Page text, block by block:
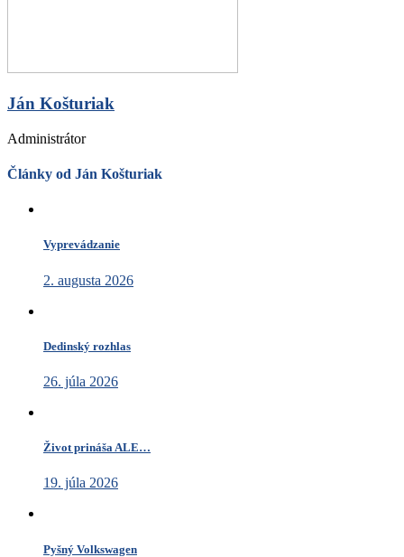
Ján Košturiak
Administrátor
Články od Ján Košturiak
Vyprevádzanie
2. augusta 2026
Dedinský rozhlas
26. júla 2026
Život prináša ALE…
19. júla 2026
Pyšný Volkswagen